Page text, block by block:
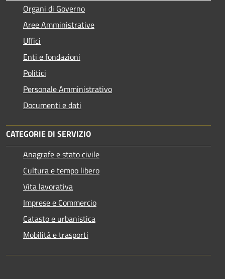
Organi di Governo
Aree Amministrative
Uffici
Enti e fondazioni
Politici
Personale Amministrativo
Documenti e dati
CATEGORIE DI SERVIZIO
Anagrafe e stato civile
Cultura e tempo libero
Vita lavorativa
Imprese e Commercio
Catasto e urbanistica
Mobilità e trasporti